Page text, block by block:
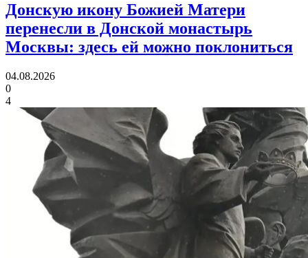
Донскую икону Божией Матери
перенесли в Донской монастырь
Москвы: здесь ей можно поклониться
04.08.2026
0
4